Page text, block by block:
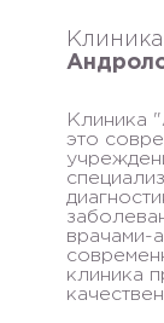
Клиника
это
врачами-
клиника